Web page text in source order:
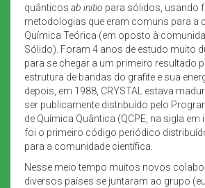
quânticos ab initio para sólidos, usando
metodologias que eram comuns para a
Química Teórica (em oposto à
Sólido). Foram 4 anos de estudo muito
para se chegar a um primeiro resultado
estrutura de bandas do grafite e sua
depois, em 1988, CRYSTAL estava
ser publicamente distribuído pelo
de Química Quântica (QCPE, na sigla em
foi o primeiro código periódico
para a comunidade científica.
Nesse meio tempo muitos novos
diversos países se juntaram ao grupo